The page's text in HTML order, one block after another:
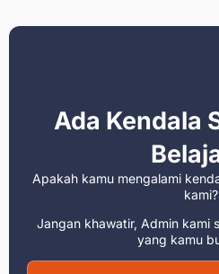
Ada Kendala
Apakah kamu mengalami
kami?
Jangan khawatir, Admin kami
yang kamu